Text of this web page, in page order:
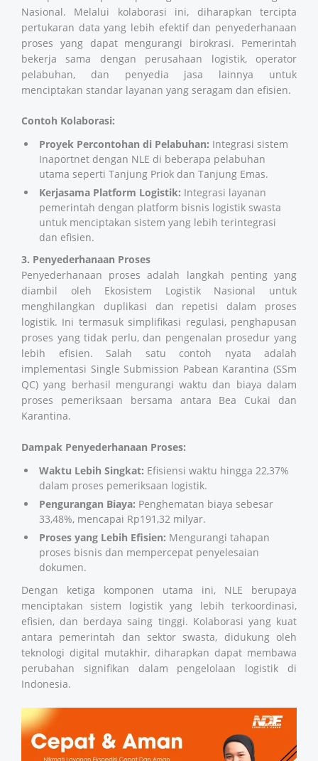
Nasional. Melalui kolaborasi ini, diharapkan tercipta
pertukaran data yang lebih efektif dan penyederhanaan
proses yang dapat mengurangi birokrasi. Pemerintah
bekerja sama dengan perusahaan logistik, operator
pelabuhan, dan penyedia jasa lainnya untuk
menciptakan standar layanan yang seragam dan efisien.
Contoh Kolaborasi:
Proyek Percontohan di Pelabuhan: Integrasi sistem
Inaportnet dengan NLE di beberapa pelabuhan
utama seperti Tanjung Priok dan Tanjung Emas.
Kerjasama Platform Logistik: Integrasi layanan
pemerintah dengan platform bisnis logistik swasta
untuk menciptakan sistem yang lebih terintegrasi
dan efisien.
3. Penyederhanaan Proses
Penyederhanaan proses adalah langkah penting yang
diambil oleh Ekosistem Logistik Nasional untuk
menghilangkan duplikasi dan repetisi dalam proses
logistik. Ini termasuk simplifikasi regulasi, penghapusan
proses yang tidak perlu, dan pengenalan prosedur yang
lebih efisien. Salah satu contoh nyata adalah
implementasi Single Submission Pabean Karantina (SSm
QC) yang berhasil mengurangi waktu dan biaya dalam
proses pemeriksaan bersama antara Bea Cukai dan
Karantina.
Dampak Penyederhanaan Proses:
Waktu Lebih Singkat: Efisiensi waktu hingga 22,37%
dalam proses pemeriksaan logistik.
Pengurangan Biaya: Penghematan biaya sebesar
33,48%, mencapai Rp191,32 milyar.
Proses yang Lebih Efisien: Mengurangi tahapan
proses bisnis dan mempercepat penyelesaian
dokumen.
Dengan ketiga komponen utama ini, NLE berupaya
menciptakan sistem logistik yang lebih terkoordinasi,
efisien, dan berdaya saing tinggi. Kolaborasi yang kuat
antara pemerintah dan sektor swasta, didukung oleh
teknologi digital mutakhir, diharapkan dapat membawa
perubahan signifikan dalam pengelolaan logistik di
Indonesia.